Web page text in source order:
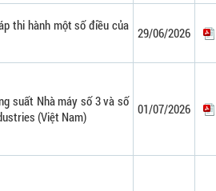
thi hành một số điều của 29/06/2026
suất Nhà máy số 3 và số
(Việt Nam)
01/07/2026